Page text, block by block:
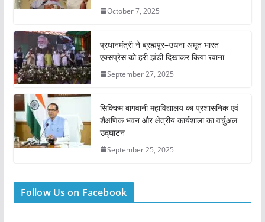
October 7, 2025
प्रधानमंत्री ने ब्रह्मपुर–उधना अमृत भारत
एक्सप्रेस को हरी झंडी दिखाकर किया रवाना
September 27, 2025
सिक्किम बागवानी महाविद्यालय का प्रशासनिक एवं
शैक्षणिक भवन और क्षेत्रीय कार्यशाला का वर्चुअल
उद्घाटन
September 25, 2025
Follow Us on Facebook